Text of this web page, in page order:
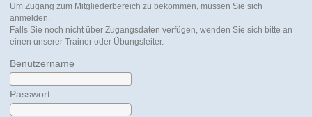
Um Zugang zum Mitgliederbereich zu bekommen, müssen Sie sich
anmelden.
Falls Sie noch nicht über Zugangsdaten verfügen, wenden Sie sich bitte an
einen unserer Trainer oder Übungsleiter.
Benutzername
Passwort